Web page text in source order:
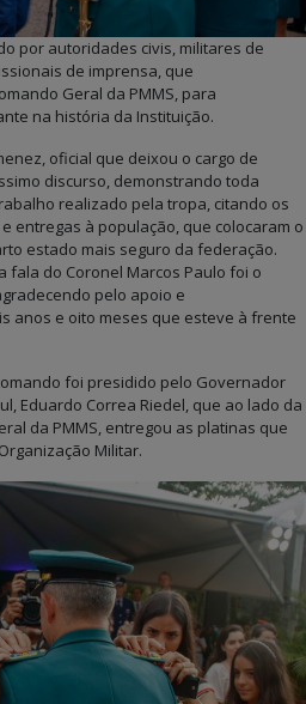
por autoridades civis, militares de
de imprensa, que
Geral da PMMS, para
na história da Instituição.
oficial que deixou o cargo de
discurso, demonstrando toda
realizado pela tropa, citando os
entregas à população, que colocaram o
estado mais seguro da federação.
fala do Coronel Marcos Paulo foi o
pelo apoio e
anos e oito meses que esteve à frente
foi presidido pelo Governador
Eduardo Correa Riedel, que ao lado da
da PMMS, entregou as platinas que
Militar.